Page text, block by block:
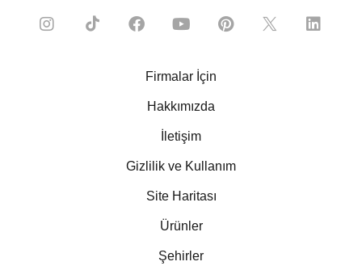
Firmalar İçin
Hakkımızda
İletişim
Gizlilik ve Kullanım
Site Haritası
Ürünler
Şehirler